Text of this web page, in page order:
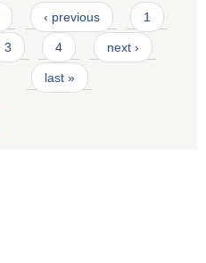
‹ previous 1
3 4 next ›
last »